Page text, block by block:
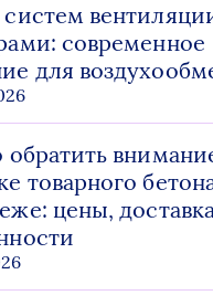
современное
для
обратить
товарного
цены,